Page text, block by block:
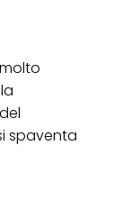
spaventa